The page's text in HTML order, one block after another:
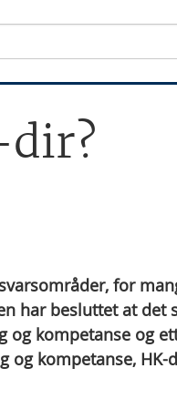
dir?
for
har besluttet at det
kompetanse og
og kompetanse, HK-